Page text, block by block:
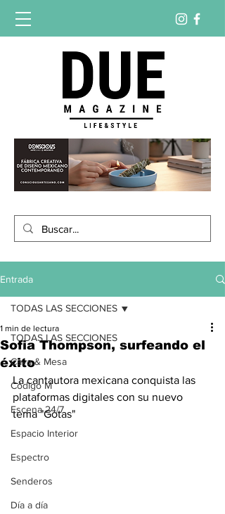
Entrada
TODAS LAS SECCIONES
Cava & Mesa
Código M
Escena 24/7
Espacio Interior
Espectro
Senderos
Día a día
TODAS LAS SECCIONES
Sofia Thompson, surfeando el
éxito
1 min de lectura
La cantautora mexicana conquista las
plataformas digitales con su nuevo
tema "Gotas"